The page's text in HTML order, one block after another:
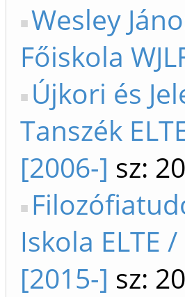
Wesley
Főiskola
Újkori és
Tanszék
[2006-] sz:
Iskola ELTE
[2015-] sz: